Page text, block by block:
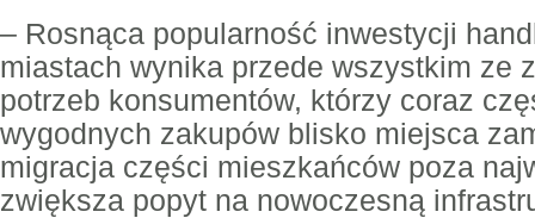
– Rosnąca popularność inwestycji
miastach wynika przede wszystkim ze
potrzeb konsumentów, którzy coraz
wygodnych zakupów blisko miejsca
migracja części mieszkańców poza
zwiększa popyt na nowoczesną